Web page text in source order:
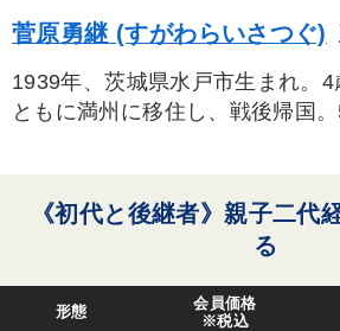
通信販売 感動講話 スポーツ関係
大竹愼一 異発想 早分かり モ
生き方の指針 IT・デジタル活用
※「更新」を押すと「タグ・キーワード」を更新いただけま
菅原勇継 (すがわらいさつぐ)
1939年、茨城県水戸市生まれ。4
ともに満州に移住し、戦後帰国
生活を経て、家業の肉屋を手伝
させる。その後、豚カツ割烹店
し弁当の玉子屋を興す。97年に
社、仕出し懐石料理玉乃屋を開業
《初代と後継者》親子二代
る
形態
会員価格
※税込